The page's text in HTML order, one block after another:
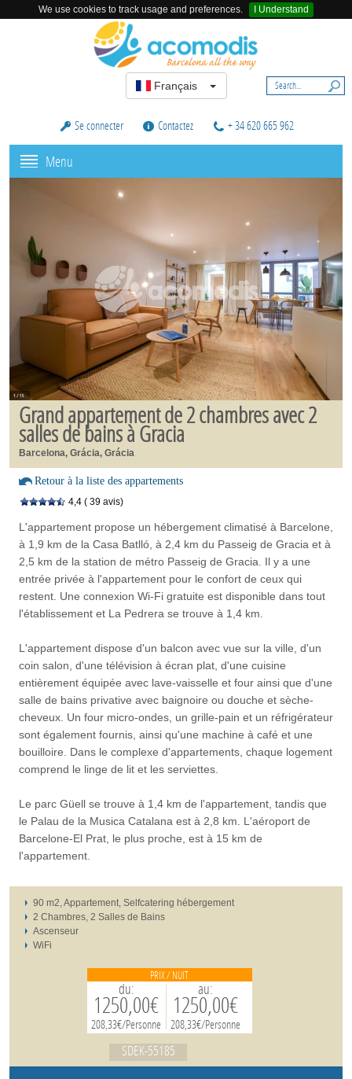
We use cookies to track usage and preferences. I Understand
Français
Se connecter Contactez + 34 620 665 962
Menu
Grand appartement de 2 chambres avec 2
salles de bains à Gracia
Barcelona, Grácia, Grácia
Retour à la liste des appartements
4,4 ( 39 avis)
L'appartement propose un hébergement climatisé à Barcelone,
à 1,9 km de la Casa Batlló, à 2,4 km du Passeig de Gracia et à
2,5 km de la station de métro Passeig de Gracia. Il y a une
entrée privée à l'appartement pour le confort de ceux qui
restent. Une connexion Wi-Fi gratuite est disponible dans tout
l'établissement et La Pedrera se trouve à 1,4 km.
L'appartement dispose d'un balcon avec vue sur la ville, d'un
coin salon, d'une télévision à écran plat, d'une cuisine
entièrement équipée avec lave-vaisselle et four ainsi que d'une
salle de bains privative avec baignoire ou douche et sèche-
cheveux. Un four micro-ondes, un grille-pain et un réfrigérateur
sont également fournis, ainsi qu'une machine à café et une
bouilloire. Dans le complexe d'appartements, chaque logement
comprend le linge de lit et les serviettes.
Le parc Güell se trouve à 1,4 km de l'appartement, tandis que
le Palau de la Musica Catalana est à 2,8 km. L'aéroport de
Barcelone-El Prat, le plus proche, est à 15 km de
l'appartement.
90 m2, Appartement, Selfcatering hébergement
2 Chambres, 2 Salles de Bains
Ascenseur
WiFi
PRIX / NUIT
du:
1250,00€
208,33€/Personne
au:
1250,00€
208,33€/Personne
SDEK-55185